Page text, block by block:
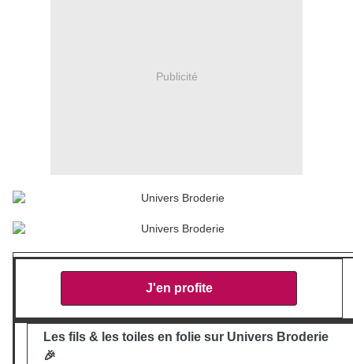
Publicité
J'en profite
Les fils & les toiles en folie sur Univers Broderie
🎉